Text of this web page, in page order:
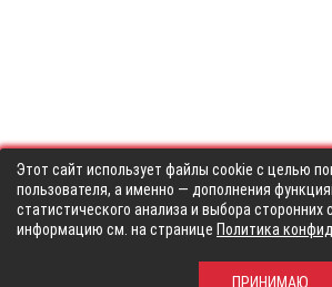
Этот сайт использует файлы cookie с целью
пользователя, а именно — дополнения
статистического анализа и выбора
информацию см. на странице Политика
ПРИНИМАЮ